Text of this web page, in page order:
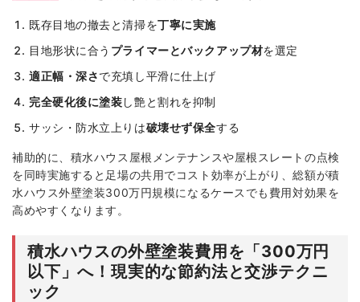
既存目地の撤去と清掃を丁寧に実施
目地形状に合う プライマーとバックアップ材を選定
適正幅・深さで充填し平滑に仕上げ
完全硬化後に塗装し艶と割れを抑制
サッシ・防水立上りは破壊せず保全する
補助的に、積水ハウス屋根メンテナンスや屋根スレートの点検
を同時実施すると足場の共用でコスト効率が上がり、総額が積
水ハウス外壁塗装300万円規模になるケースでも費用対効果を
高めやすくなります。
積水ハウスの外壁塗装費用を「300万円
以下」へ！現実的な節約法と交渉テクニ
ック